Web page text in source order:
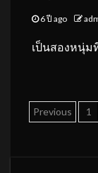
6 ปี ago
เป็นสองหนุ่มที่
Posts
Previous 1